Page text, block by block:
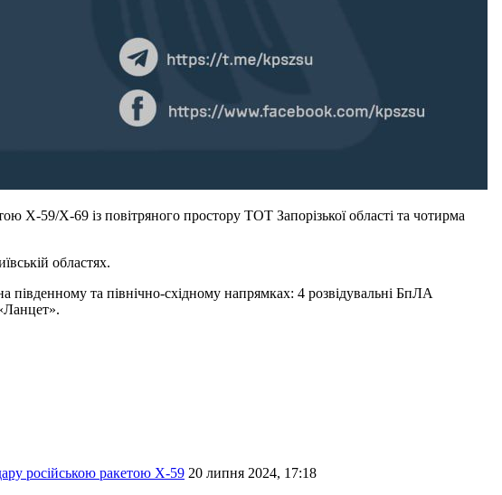
Х-59/Х-69 із повітряного простору ТОТ Запорізької області та чотирма
областях.
та північно-східному напрямках: 4 розвідувальні БпЛА
російською ракетою Х-59 20 липня 2024, 17:18